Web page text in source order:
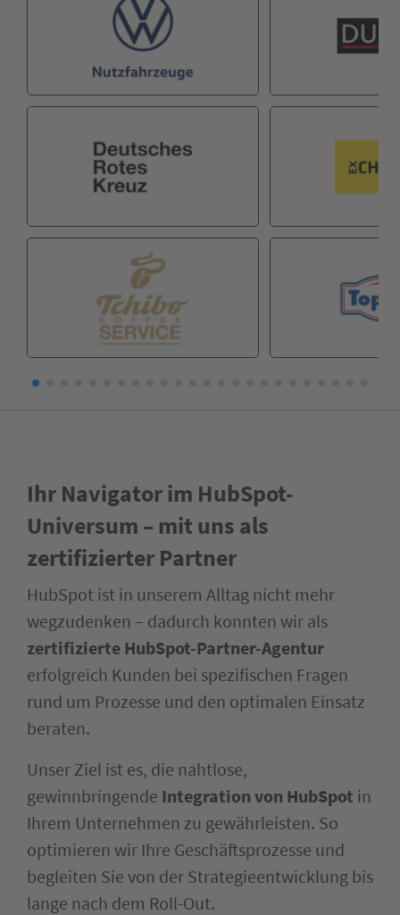
Ihr Navigator im HubSpot-
Universum – mit uns als
zertifizierter Partner
HubSpot ist in unserem Alltag nicht mehr
wegzudenken – dadurch konnten wir als
zertifizierte HubSpot-Partner-Agentur
erfolgreich Kunden bei spezifischen Fragen
rund um Prozesse und den optimalen Einsatz
beraten.
Unser Ziel ist es, die nahtlose,
gewinnbringende Integration von HubSpot in
Ihrem Unternehmen zu gewährleisten. So
optimieren wir Ihre Geschäftsprozesse und
begleiten Sie von der Strategieentwicklung bis
lange nach dem Roll-Out.